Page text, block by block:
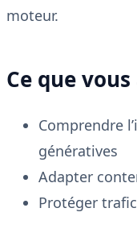
moteur.
Ce que
Comprendre
génératives
Adapter
Protéger